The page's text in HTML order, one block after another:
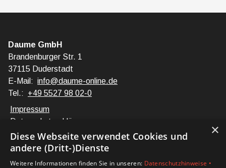
Daume GmbH
Brandenburger Str. 1
37115 Duderstadt
E-Mail: info@daume-online.de
Tel.: +49 5527 98 02-0
Impressum
Datenschutzerklärung
Barrierefreiheitserklärung
×
Diese Webseite verwendet Cookies und
andere (Dritt-)Dienste
Weitere Informationen finden Sie in unseren: Datenschutzhinweise •